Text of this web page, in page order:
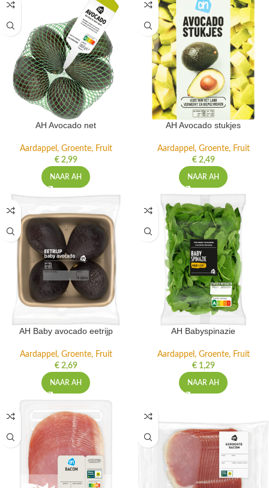
AH Avocado net
Aardappel, Groente, Fruit
€2,99
NAAR AH
AH Avocado stukjes
Aardappel, Groente, Fruit
€2,49
NAAR AH
AH Baby avocado eetrijp
Aardappel, Groente, Fruit
€2,69
NAAR AH
AH Babyspinazie
Aardappel, Groente, Fruit
€1,29
NAAR AH